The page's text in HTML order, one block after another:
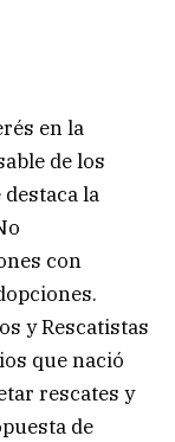
en la
de los
la
con
y Rescatistas
que nació
rescates y
de